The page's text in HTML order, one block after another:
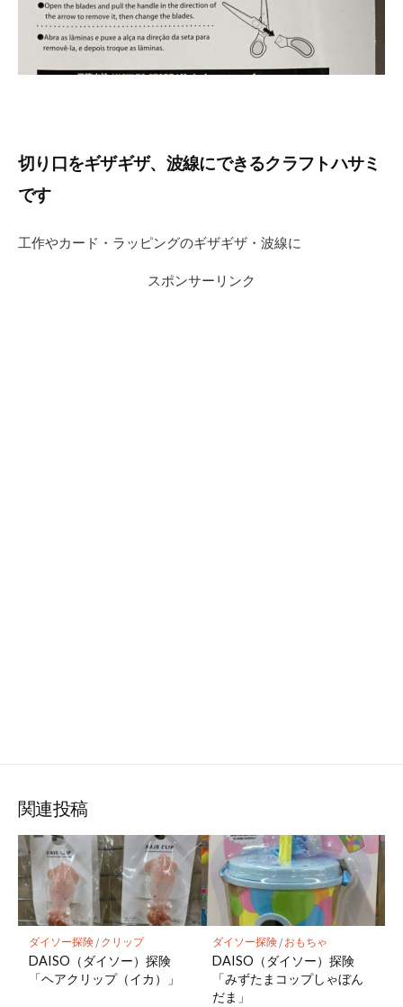
切り口をギザギザ、波線にできるクラフトハサミ
です
工作やカード・ラッピングのギザギザ・波線に
スポンサーリンク
関連投稿
ダイソー探険/ クリップ
DAISO（ダイソー）探険
「ヘアクリップ（イカ）」
ダイソー探険/ おもちゃ
DAISO（ダイソー）探険
「みずたまコップしゃぼん
だま」